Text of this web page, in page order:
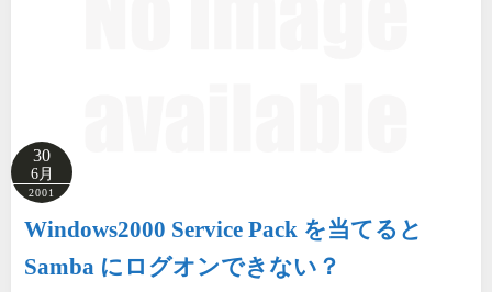
30
6月
2001
Windows2000 Service Pack を当てると
Samba にログオンできない？